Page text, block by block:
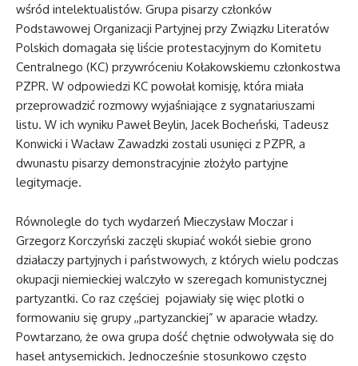
wśród intelektualistów. Grupa pisarzy członków
Podstawowej Organizacji Partyjnej przy Związku Literatów
Polskich domagała się liście protestacyjnym do Komitetu
Centralnego (KC) przywróceniu Kołakowskiemu członkostwa
PZPR. W odpowiedzi KC powołał komisję, która miała
przeprowadzić rozmowy wyjaśniające z sygnatariuszami
listu. W ich wyniku Paweł Beylin, Jacek Bocheński, Tadeusz
Konwicki i Wacław Zawadzki zostali usunięci z PZPR, a
dwunastu pisarzy demonstracyjnie złożyło partyjne
legitymacje.
Równolegle do tych wydarzeń Mieczysław Moczar i
Grzegorz Korczyński zaczęli skupiać wokół siebie grono
działaczy partyjnych i państwowych, z których wielu podczas
okupacji niemieckiej walczyło w szeregach komunistycznej
partyzantki. Co raz częściej pojawiały się więc plotki o
formowaniu się grupy ,,partyzanckiej” w aparacie władzy.
Powtarzano, że owa grupa dość chętnie odwoływała się do
haseł antysemickich. Jednocześnie stosunkowo często